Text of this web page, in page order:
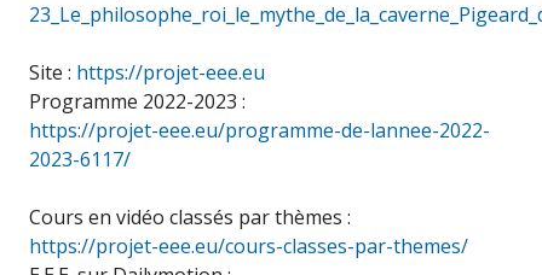
Site : https://projet-eee.eu
Programme 2022-2023 :
https://projet-eee.eu/programme-de-lannee-2022-
2023-6117/
Cours en vidéo classés par thèmes :
https://projet-eee.eu/cours-classes-par-themes/